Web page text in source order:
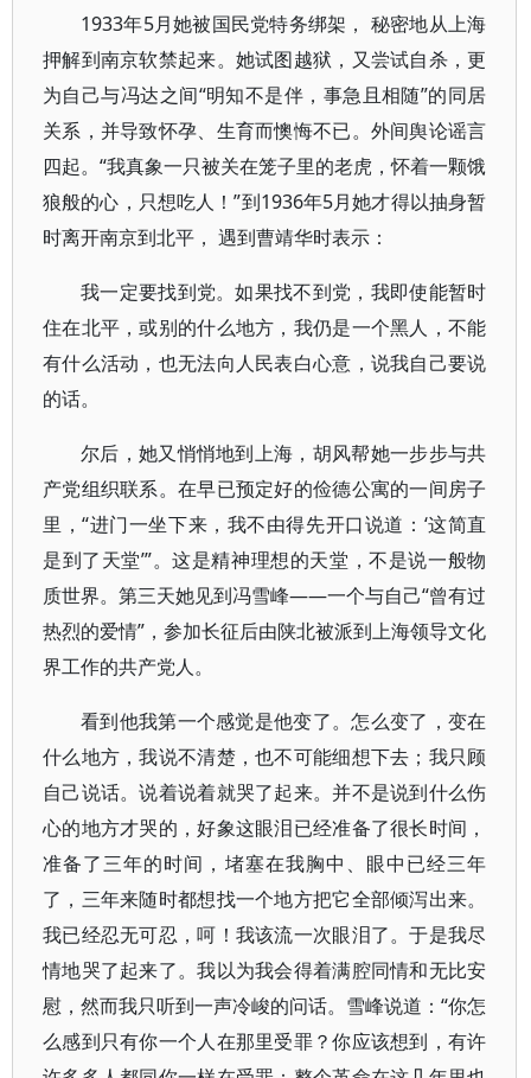
1933年5月她被国民党特务绑架， 秘密地从上海
押解到南京软禁起来。她试图越狱，又尝试自杀，更
为自己与冯达之间“明知不是伴，事急且相随”的同居
关系，并导致怀孕、生育而懊悔不已。外间舆论谣言
四起。“我真象一只被关在笼子里的老虎，怀着一颗饿
狼般的心，只想吃人！”到1936年5月她才得以抽身暂
时离开南京到北平， 遇到曹靖华时表示：
我一定要找到党。如果找不到党，我即使能暂时
住在北平，或别的什么地方，我仍是一个黑人，不能
有什么活动，也无法向人民表白心意，说我自己要说
的话。
尔后，她又悄悄地到上海，胡风帮她一步步与共
产党组织联系。在早已预定好的俭德公寓的一间房子
里，“进门一坐下来，我不由得先开口说道：‘这简直
是到了天堂’”。这是精神理想的天堂，不是说一般物
质世界。第三天她见到冯雪峰——一个与自己“曾有过
热烈的爱情”，参加长征后由陕北被派到上海领导文化
界工作的共产党人。
看到他我第一个感觉是他变了。怎么变了，变在
什么地方，我说不清楚，也不可能细想下去；我只顾
自己说话。说着说着就哭了起来。并不是说到什么伤
心的地方才哭的，好象这眼泪已经准备了很长时间，
准备了三年的时间，堵塞在我胸中、眼中已经三年
了，三年来随时都想找一个地方把它全部倾泻出来。
我已经忍无可忍，呵！我该流一次眼泪了。于是我尽
情地哭了起来了。我以为我会得着满腔同情和无比安
慰，然而我只听到一声冷峻的问话。雪峰说道：“你怎
么感到只有你一个人在那里受罪？你应该想到，有许